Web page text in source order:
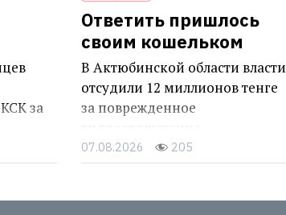
за
Ответить пришлось
своим кошельком
В Актюбинской области власти
отсудили 12 миллионов тенге
за поврежденное
07.08.2026 205